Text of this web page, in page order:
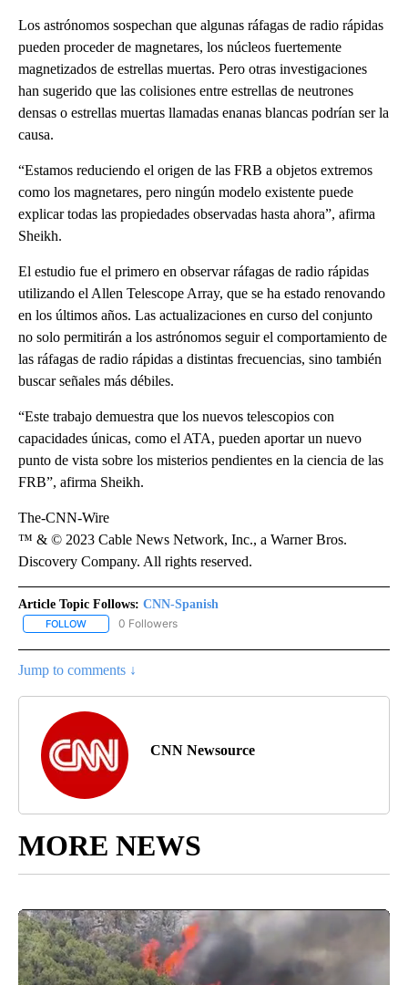
Los astrónomos sospechan que algunas ráfagas de radio rápidas
pueden proceder de magnetares, los núcleos fuertemente
magnetizados de estrellas muertas. Pero otras investigaciones
han sugerido que las colisiones entre estrellas de neutrones
densas o estrellas muertas llamadas enanas blancas podrían ser la
causa.
“Estamos reduciendo el origen de las FRB a objetos extremos
como los magnetares, pero ningún modelo existente puede
explicar todas las propiedades observadas hasta ahora”, afirma
Sheikh.
El estudio fue el primero en observar ráfagas de radio rápidas
utilizando el Allen Telescope Array, que se ha estado renovando
en los últimos años. Las actualizaciones en curso del conjunto
no solo permitirán a los astrónomos seguir el comportamiento de
las ráfagas de radio rápidas a distintas frecuencias, sino también
buscar señales más débiles.
“Este trabajo demuestra que los nuevos telescopios con
capacidades únicas, como el ATA, pueden aportar un nuevo
punto de vista sobre los misterios pendientes en la ciencia de las
FRB”, afirma Sheikh.
The-CNN-Wire
™ & © 2023 Cable News Network, Inc., a Warner Bros.
Discovery Company. All rights reserved.
Article Topic Follows: CNN-Spanish
FOLLOW FOLLOW "CNN-SPANISH" TO RECEIVE NOTIFICATIONS ABOUT
0 Followers
Jump to comments ↓
CNN Newsource
MORE NEWS